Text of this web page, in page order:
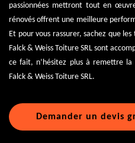
passionnées mettront tout en
rénovés offrent une meilleure
Et pour vous rassurer, sachez que
Falck & Weiss Toiture SRL sont
ce fait, n’hésitez plus à remettre
Falck & Weiss Toiture SRL.
Demander un devis